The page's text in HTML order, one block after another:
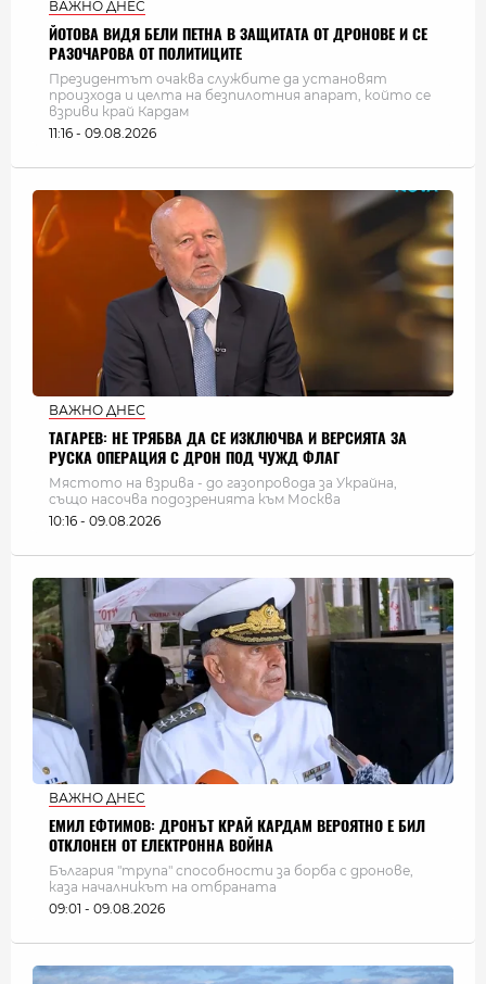
ВАЖНО ДНЕС
ЙОТОВА ВИДЯ БЕЛИ ПЕТНА В ЗАЩИТАТА ОТ ДРОНОВЕ И СЕ
РАЗОЧАРОВА ОТ ПОЛИТИЦИТЕ
Президентът очаква службите да установят
произхода и целта на безпилотния апарат, който се
взриви край Кардам
11:16 - 09.08.2026
ВАЖНО ДНЕС
ТАГАРЕВ: НЕ ТРЯБВА ДА СЕ ИЗКЛЮЧВА И ВЕРСИЯТА ЗА
РУСКА ОПЕРАЦИЯ С ДРОН ПОД ЧУЖД ФЛАГ
Мястото на взрива - до газопровода за Украйна,
също насочва подозренията към Москва
10:16 - 09.08.2026
ВАЖНО ДНЕС
ЕМИЛ ЕФТИМОВ: ДРОНЪТ КРАЙ КАРДАМ ВЕРОЯТНО Е БИЛ
ОТКЛОНЕН ОТ ЕЛЕКТРОННА ВОЙНА
България "трупа" способности за борба с дронове,
каза началникът на отбраната
09:01 - 09.08.2026